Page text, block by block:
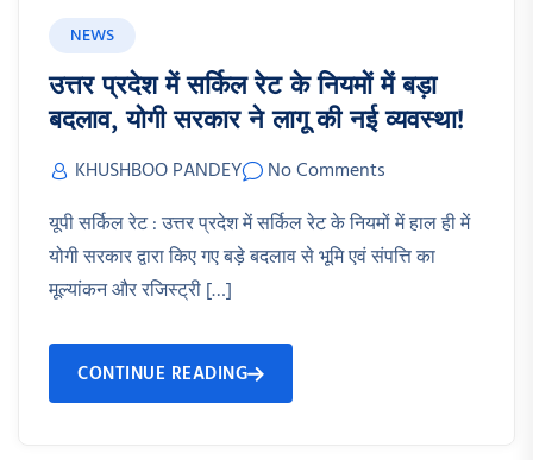
NEWS
उत्तर प्रदेश में सर्किल रेट के नियमों में बड़ा
बदलाव, योगी सरकार ने लागू की नई व्यवस्था!
KHUSHBOO PANDEY
No Comments
यूपी सर्किल रेट : उत्तर प्रदेश में सर्किल रेट के नियमों में हाल ही में
योगी सरकार द्वारा किए गए बड़े बदलाव से भूमि एवं संपत्ति का
मूल्यांकन और रजिस्ट्री […]
CONTINUE READING